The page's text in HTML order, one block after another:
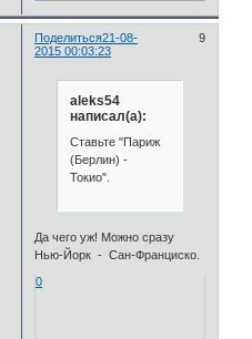
Поделиться 9
21-08-
2015 00:03:23
aleks54
написал(а):
Ставьте "Париж
(Берлин) -
Токио".
Да чего уж! Можно сразу
Нью-Йорк - Сан-Франциско.
0